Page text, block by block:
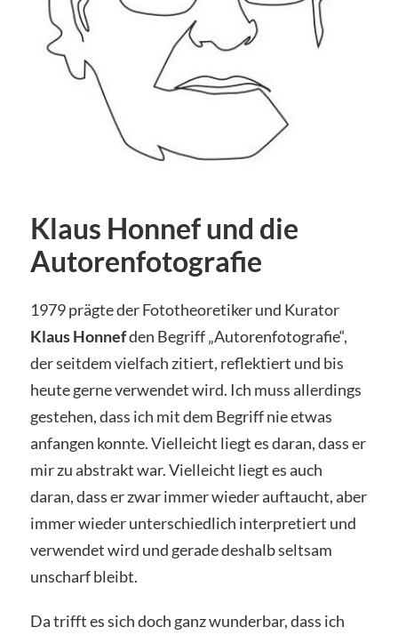
Klaus Honnef und die
Autorenfotografie
1979 prägte der Fototheoretiker und Kurator
Klaus Honnefden Begriff „Autorenfotografie“,
der seitdem vielfach zitiert, reflektiert und bis
heute gerne verwendet wird. Ich muss allerdings
gestehen, dass ich mit dem Begriff nie etwas
anfangen konnte. Vielleicht liegt es daran, dass er
mir zu abstrakt war. Vielleicht liegt es auch
daran, dass er zwar immer wieder auftaucht, aber
immer wieder unterschiedlich interpretiert und
verwendet wird und gerade deshalb seltsam
unscharf bleibt.
Da trifft es sich doch ganz wunderbar, dass ich